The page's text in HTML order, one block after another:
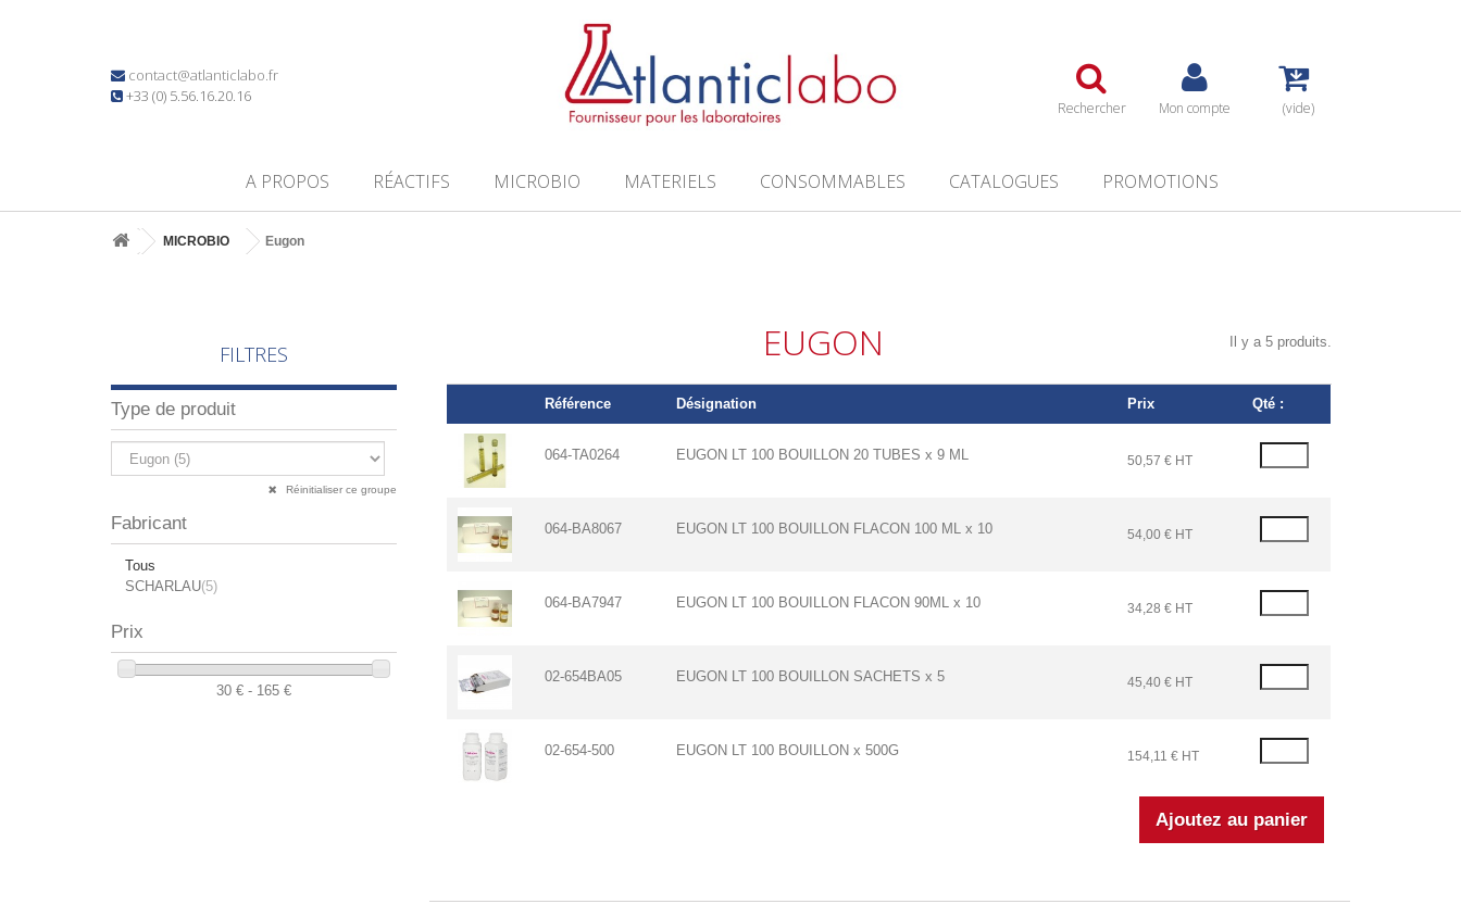
contact@atlanticlabo.fr
+33 (0) 5.56.16.20.16
Rechercher Mon compte (vide)
A PROPOS RÉACTIFS MICROBIO MATERIELS CONSOMMABLES CATALOGUES PROMOTIONS
MICROBIO Eugon
FILTRES
Type de produit
Réinitialiser ce groupe
Fabricant
Tous
SCHARLAU(5)
Prix
30 € - 165 €
EUGON Il y a 5 produits.
Référence Désignation Prix Qté :
064-TA0264 EUGON LT 100 BOUILLON 20 TUBES x 9 ML 50,57 € HT
064-BA8067 EUGON LT 100 BOUILLON FLACON 100 ML x 10 54,00 € HT
064-BA7947 EUGON LT 100 BOUILLON FLACON 90ML x 10 34,28 € HT
02-654BA05 EUGON LT 100 BOUILLON SACHETS x 5 45,40 € HT
02-654-500 EUGON LT 100 BOUILLON x 500G 154,11 € HT